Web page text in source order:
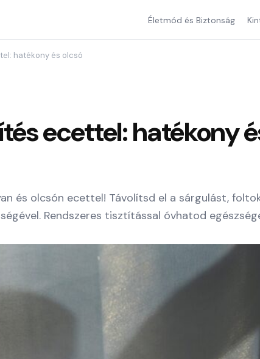
Életmód és Biztonság
hatékony és olcsó
ecettel: hatékony
és olcsón ecettel! Távolítsd el a sárgulást,
Rendszeres tisztítással óvhatod